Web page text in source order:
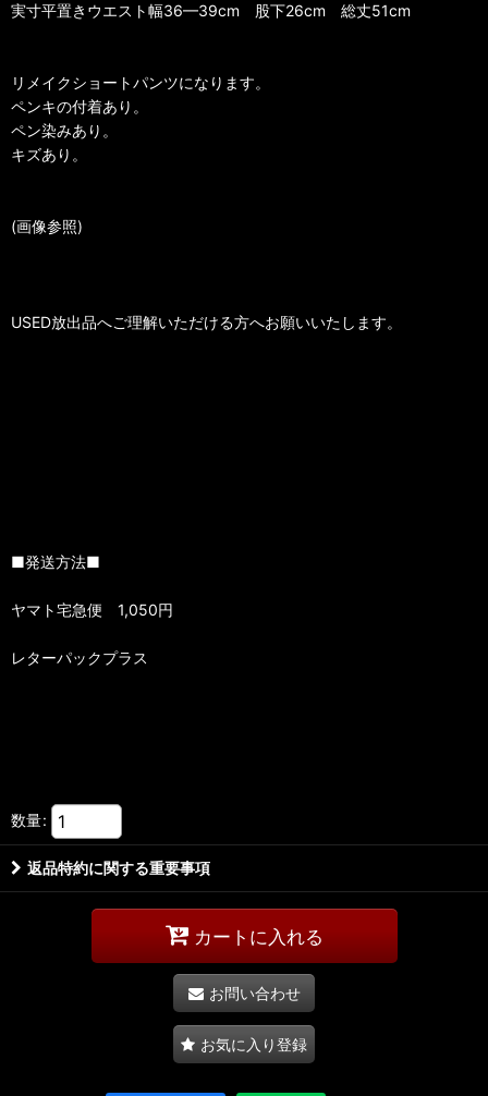
実寸平置きウエスト幅36—39cm 股下26cm 総丈51cm
リメイクショートパンツになります。
ペンキの付着あり。
ペン染みあり。
キズあり。
(画像参照)
USED放出品へご理解いただける方へお願いいたします。
■発送方法■
ヤマト宅急便 1,050円
レターパックプラス
数量:
返品特約に関する重要事項
カートに入れる
お問い合わせ
お気に入り登録